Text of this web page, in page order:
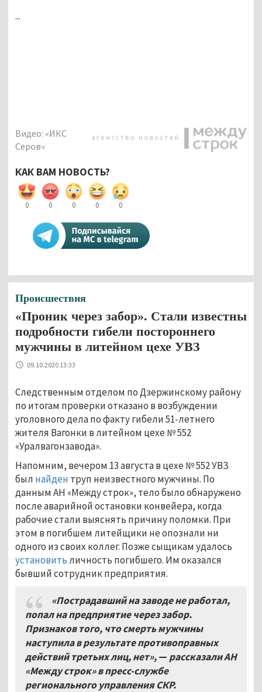
...
Видео: «ИКС
Серов»
КАК ВАМ НОВОСТЬ?
0 0 0 0 0
Происшествия
«Проник через забор». Стали известны
подробности гибели постороннего
мужчины в литейном цехе УВЗ
09.10.2020 13:33
Следственным отделом по Дзержинскому району
по итогам проверки отказано в возбуждении
уголовного дела по факту гибели 51-летнего
жителя Вагонки в литейном цехе № 552
«Уралвагонзавода».
Напомним, вечером 13 августа в цехе № 552 УВЗ
был найден труп неизвестного мужчины. По
данным АН «Между строк», тело было обнаружено
после аварийной остановки конвейера, когда
рабочие стали выяснять причину поломки. При
этом в погибшем литейщики не опознали ни
одного из своих коллег. Позже сыщикам удалось
установитьличность погибшего. Им оказался
бывший сотрудник предприятия.
«Пострадавший на заводе не работал,
попал на предприятие через забор.
Признаков того, что смерть мужчины
наступила в результате противоправных
действий третьих лиц, нет»,— рассказали АН
«Между строк» в пресс-службе
регионального управления СКР.